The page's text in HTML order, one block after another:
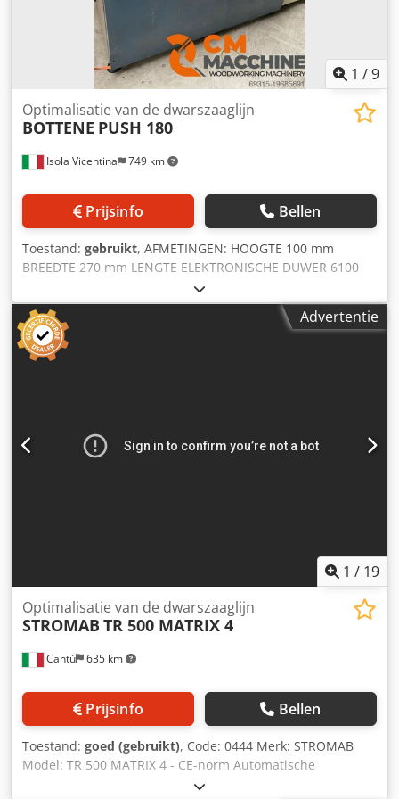
1 /9
Isola Vicentina 749 km
Optimalisatie van de dwarszaaglijn
BOTTENE PUSH 180
Prijsinfo Bellen
Toestand: gebruikt, AFMETINGEN: HOOGTE 100 mm
BREEDTE 270 mm LENGTE ELEKTRONISCHE DUWER 6100
mm ZAAGBLADMOTOR 4 kW Dcedpow E Eudofx Afnjk
Advertentie
1 / 19
Cantù 635 km
Optimalisatie van de dwarszaaglijn
STROMAB TR 500 MATRIX 4
Prijsinfo Bellen
Toestand: goed (gebruikt), Code: 0444 Merk: STROMAB
Model: TR 500 MATRIX 4 - CE-norm Automatische
afkortzaag, uitgerust met een Matrix 4-duwvoet – voor het